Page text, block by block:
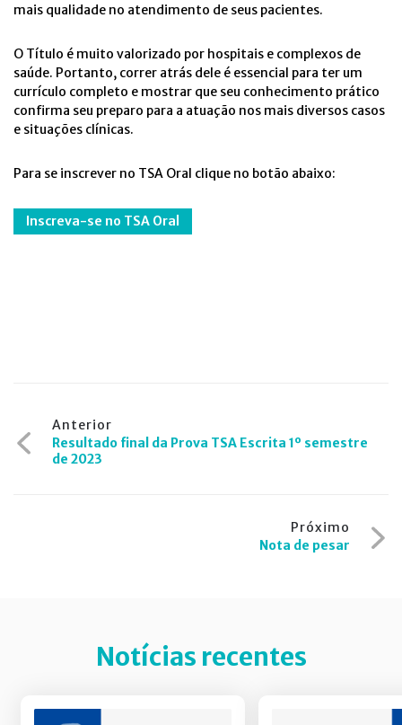
mais qualidade no atendimento de seus pacientes.
O Título é muito valorizado por hospitais e complexos de
saúde. Portanto, correr atrás dele é essencial para ter um
currículo completo e mostrar que seu conhecimento prático
confirma seu preparo para a atuação nos mais diversos casos
e situações clínicas.
Para se inscrever no TSA Oral clique no botão abaixo:
Inscreva-se no TSA Oral
Navegação
de
Anterior
Resultado final da Prova TSA Escrita 1º semestre
de 2023
Próximo
Nota de pesar
Notícias recentes